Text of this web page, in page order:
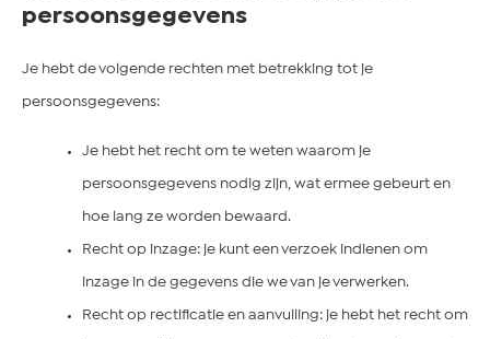
persoonsgegevens
Je hebt de volgende rechten met betrekking tot je
persoonsgegevens:
Je hebt het recht om te weten waarom je
persoonsgegevens nodig zijn, wat ermee gebeurt en
hoe lang ze worden bewaard.
Recht op inzage: je kunt een verzoek indienen om
inzage in de gegevens die we van je verwerken.
Recht op rectificatie en aanvulling: je hebt het recht om